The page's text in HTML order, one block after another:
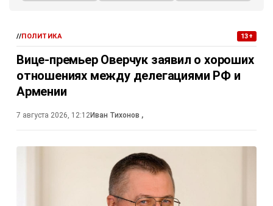
//ПОЛИТИКА 13+
Вице-премьер Оверчук заявил о хороших
отношениях между делегациями РФ и
Армении
7 августа 2026, 12:12Иван Тихонов ,